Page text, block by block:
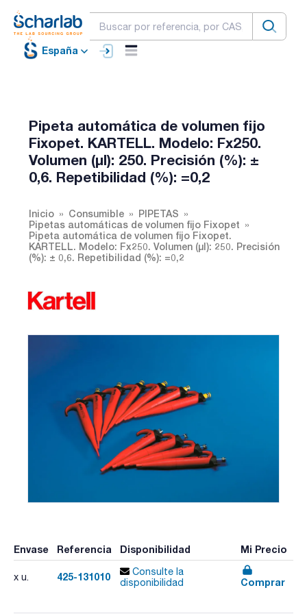
España
Pipeta automática de volumen fijo
Fixopet. KARTELL. Modelo: Fx250.
Volumen (µl): 250. Precisión (%): ±
0,6. Repetibilidad (%): =0,2
Inicio Consumible
PIPETAS
Pipetas automáticas de volumen fijo Fixopet
Pipeta automática de volumen fijo Fixopet.
KARTELL. Modelo: Fx250. Volumen (µl): 250. Precisión
(%): ± 0,6. Repetibilidad (%): =0,2
Envase Referencia Disponibilidad Mi Precio
x u. 425-131010
Consulte la
disponibilidad
Comprar